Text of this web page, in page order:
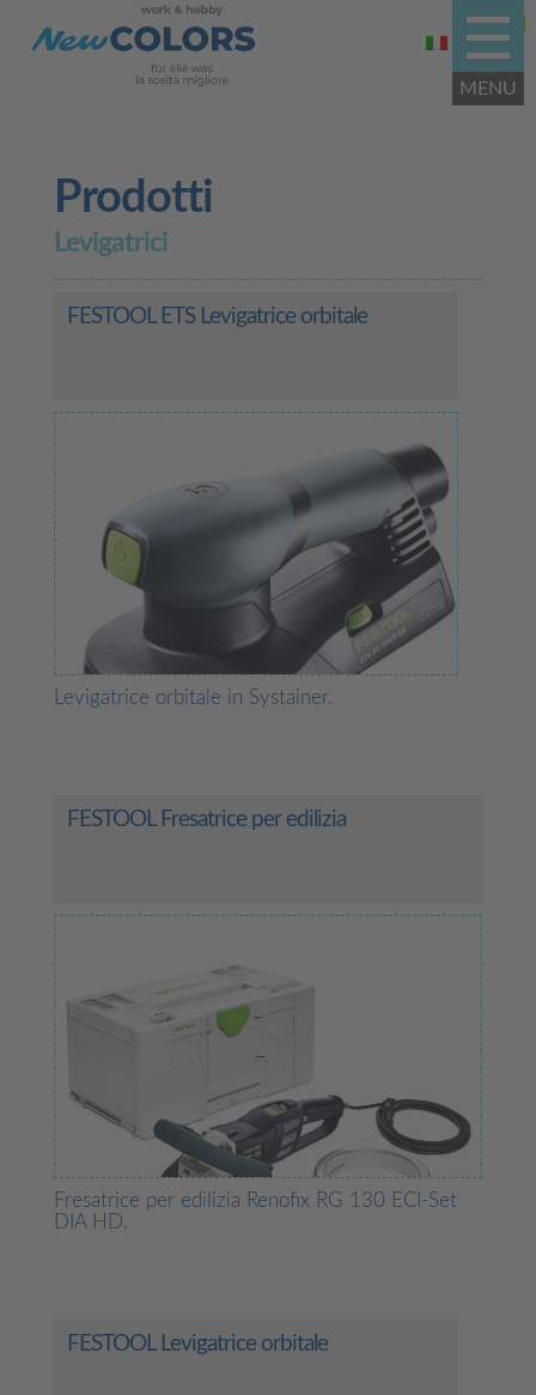
Prodotti
Levigatrici
FESTOOL ETS Levigatrice orbitale
Levigatrice orbitale in Systainer.
FESTOOL Fresatrice per edilizia
Fresatrice per edilizia Renofix RG 130 ECI-Set
DIA HD.
FESTOOL Levigatrice orbitale